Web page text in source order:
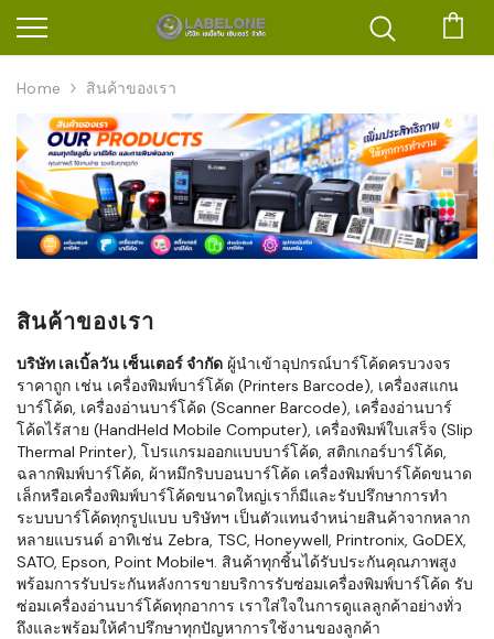
Home สินค้าของเรา
สินค้าของเรา
บริษัท เลเบิ้ลวัน เซ็นเตอร์ จำกัด ผู้นำเข้าอุปกรณ์บาร์โค้ดครบวงจร
ราคาถูก เช่น เครื่องพิมพ์บาร์โค้ด (Printers Barcode), เครื่องสแกน
บาร์โค้ด, เครื่องอ่านบาร์โค้ด (Scanner Barcode), เครื่องอ่านบาร์
โค้ดไร้สาย (HandHeld Mobile Computer), เครื่องพิมพ์ใบเสร็จ (Slip
Thermal Printer), โปรแกรมออกแบบบาร์โค้ด, สติกเกอร์บาร์โค้ด,
ฉลากพิมพ์บาร์โค้ด, ผ้าหมึกริบบอนบาร์โค้ด เครื่องพิมพ์บาร์โค้ดขนาด
เล็กหรือเครื่องพิมพ์บาร์โค้ดขนาดใหญ่เราก็มีและรับปรึกษาการทำ
ระบบบาร์โค้ดทุกรูปแบบ บริษัทฯ เป็นตัวแทนจำหน่ายสินค้าจากหลาก
หลายแบรนด์ อาทิเช่น Zebra, TSC, Honeywell, Printronix, GoDEX,
SATO, Epson, Point Mobileฯ. สินค้าทุกชิ้นได้รับประกันคุณภาพสูง
พร้อมการรับประกันหลังการขายบริการรับซ่อมเครื่องพิมพ์บาร์โค้ด รับ
ซ่อมเครื่องอ่านบาร์โค้ดทุกอาการ เราใส่ใจในการดูแลลูกค้าอย่างทั่ว
ถึงและพร้อมให้คำปรึกษาทุกปัญหาการใช้งานของลูกค้า